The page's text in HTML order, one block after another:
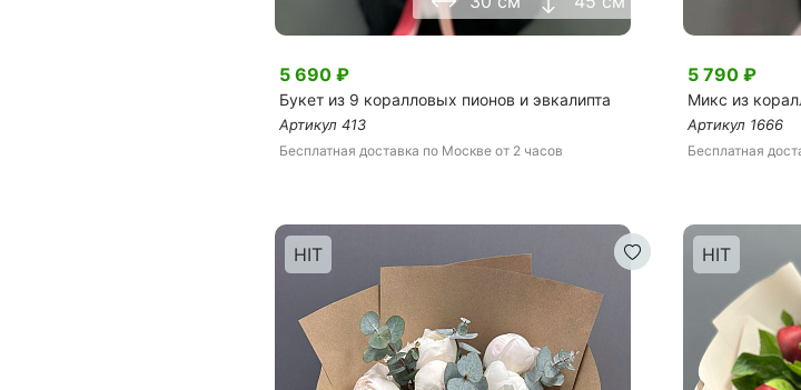
5 690 ₽
Букет из 9 коралловых пионов и эвкалипта
Артикул 413
Бесплатная доставка по Москве от 2 часов
5 790 ₽
Микс из
Артикул 1666
Бесплатная
HIT HIT